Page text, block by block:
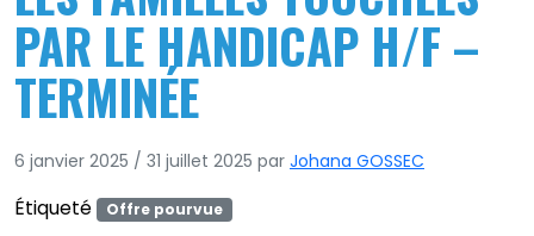
PAR LE HANDICAP H/F –
TERMINÉE
6 janvier 2025 / 31 juillet 2025 par Johana GOSSEC
Étiqueté Offre pourvue